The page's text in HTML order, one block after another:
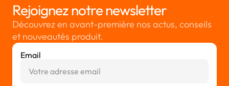
Rejoignez notre newsletter
Découvrez en avant-première nos actus, conseils
et nouveautés produit.
Email